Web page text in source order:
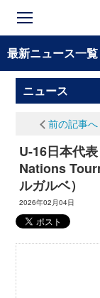
最新ニュース一覧
ニュース
前の記事へ
U-16日本代
Nations
ルガルベ）
2026年02月04日